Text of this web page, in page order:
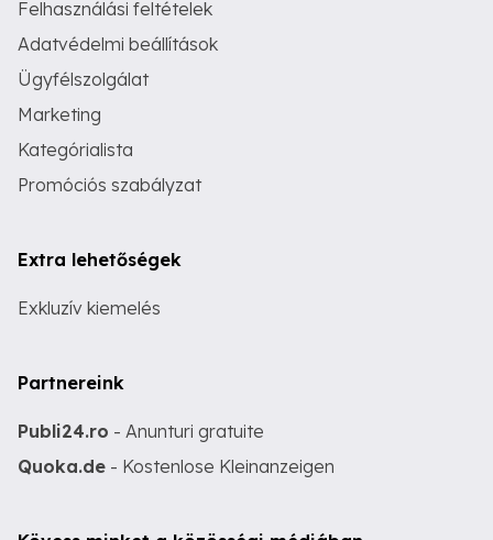
Felhasználási feltételek
Adatvédelmi beállítások
Ügyfélszolgálat
Marketing
Kategórialista
Promóciós szabályzat
Extra lehetőségek
Exkluzív kiemelés
Partnereink
Publi24.ro - Anunturi gratuite
Quoka.de - Kostenlose Kleinanzeigen